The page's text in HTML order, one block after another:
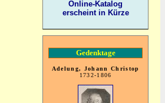
Online-Katalog
erscheint in Kürze
Gedenktage
Adelung, Johann Christop
1732-1806